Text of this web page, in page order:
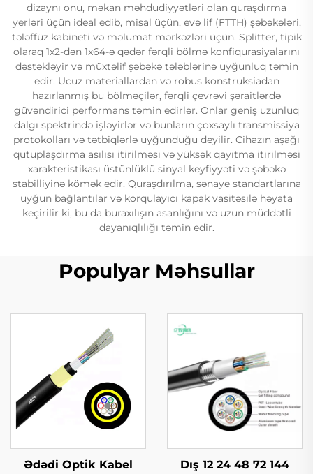
dizaynı onu, məkan məhdudiyyətləri olan quraşdırma
yerləri üçün ideal edib, misal üçün, evə lif (FTTH) şəbəkələri,
tələffüz kabineti və məlumat mərkəzləri üçün. Splitter, tipik
olaraq 1x2-dən 1x64-ə qədər fərqli bölmə konfiqurasiyalarını
dəstəkləyir və müxtəlif şəbəkə tələblərinə uyğunluq təmin
edir. Ucuz materiallardan və robus konstruksiadan
hazırlanmış bu bölməçilər, fərqli çevrəvi şəraitlərdə
güvəndirici performans təmin edirlər. Onlar geniş uzunluq
dalgı spektrində işləyirlər və bunların çoxsaylı transmissiya
protokolları və tətbiqlərlə uyğunduğu deyilir. Cihazın aşağı
qutuplaşdırma asılısı itirilməsi və yüksək qayıtma itirilməsi
xarakteristikası üstünlüklü sinyal keyfiyyəti və şəbəkə
stabilliyinə kömək edir. Quraşdırılma, sənaye standartlarına
uyğun bağlantılar və korqulayıcı kapak vasitəsilə həyata
keçirilir ki, bu da buraxılışın asanlığını və uzun müddətli
dayanıqlılığı təmin edir.
Populyar Məhsullar
Ədədi Optik Kabel
Dış 12 24 48 72 144